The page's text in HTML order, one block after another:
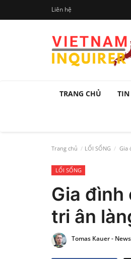
Liên hệ
TRANG CHỦ TIN
Trang chủ LỐI SỐNG Gia
LỐI SỐNG
Gia đình
tri ân
Tomas Kauer -